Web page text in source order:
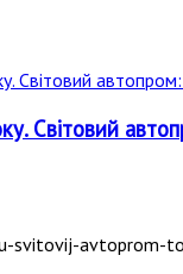
Світовий